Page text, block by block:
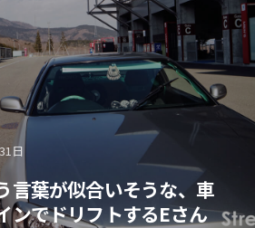
日
言葉が似合いそうな、車
ンでドリフトするEさん